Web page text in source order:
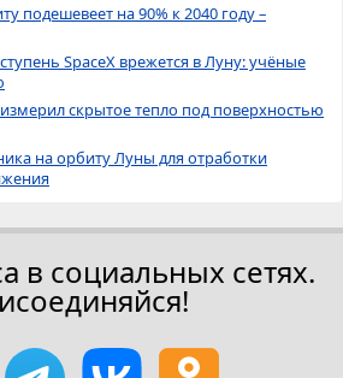
подешевеет на 90% к 2040 году –
SpaceX врежется в Луну: учёные
скрытое тепло под поверхностью
на орбиту Луны для отработки
в социальных сетях.